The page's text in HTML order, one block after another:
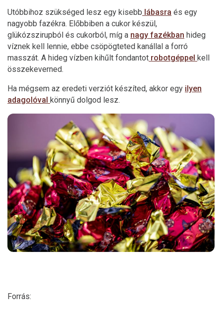
Utóbbihoz szükséged lesz egy kisebb lábasra és egy
nagyobb fazékra. Előbbiben a cukor készül,
glükózszirupból és cukorból, míg a nagy fazékban hideg
víznek kell lennie, ebbe csöpögteted kanállal a forró
masszát. A hideg vízben kihűlt fondantot robotgéppel kell
összekeverned.
Ha mégsem az eredeti verziót készíted, akkor egy ilyen
adagolóval könnyű dolgod lesz.
Forrás: